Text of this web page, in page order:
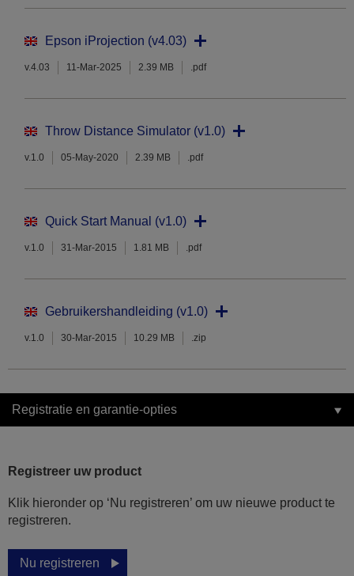
Epson iProjection (v4.03)
v.4.03 11-Mar-2025 2.39 MB .pdf
Throw Distance Simulator (v1.0)
v.1.0 05-May-2020 2.39 MB .pdf
Quick Start Manual (v1.0)
v.1.0 31-Mar-2015 1.81 MB .pdf
Gebruikershandleiding (v1.0)
v.1.0 30-Mar-2015 10.29 MB .zip
Registratie en garantie-opties
Registreer uw product
Klik hieronder op ‘Nu registreren’ om uw nieuwe product te
registreren.
Nu registreren